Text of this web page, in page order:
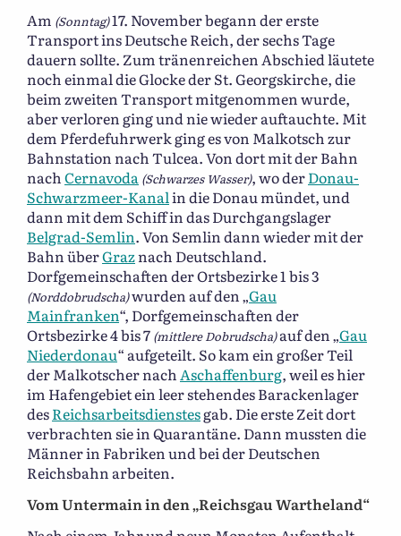
Am (Sonntag)17. November begann der erste
Transport ins Deutsche Reich, der sechs Tage
dauern sollte. Zum tränenreichen Abschied läutete
noch einmal die Glocke der St. Georgskirche, die
beim zweiten Transport mitgenommen wurde,
aber verloren ging und nie wieder auftauchte. Mit
dem Pferdefuhrwerk ging es von Malkotsch zur
Bahnstation nach Tulcea. Von dort mit der Bahn
nachCernavoda (Schwarzes Wasser), wo derDonau-
Schwarzmeer-Kanalin die Donau mündet, und
dann mit dem Schiff in das Durchgangslager
Belgrad-Semlin. Von Semlin dann wieder mit der
Bahn überGraznach Deutschland.
Dorfgemeinschaften der Ortsbezirke 1 bis 3
(Norddobrudscha)wurden auf den „Gau
Mainfranken“, Dorfgemeinschaften der
Ortsbezirke 4 bis 7 (mittlere Dobrudscha)auf den „Gau
Niederdonau“ aufgeteilt. So kam ein großer Teil
der Malkotscher nachAschaffenburg, weil es hier
im Hafengebiet ein leer stehendes Barackenlager
desReichsarbeitsdienstesgab. Die erste Zeit dort
verbrachten sie in Quarantäne. Dann mussten die
Männer in Fabriken und bei der Deutschen
Reichsbahn arbeiten.
Vom Untermain in den „Reichsgau Wartheland“